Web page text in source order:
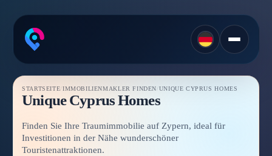
STARTSEITE/IMMOBILIENMAKLER FINDEN /UNIQUE CYPRUS HOMES
Unique Cyprus Homes
Finden Sie Ihre Traumimmobilie auf Zypern, ideal für
Investitionen in der Nähe wunderschöner
Touristenattraktionen.